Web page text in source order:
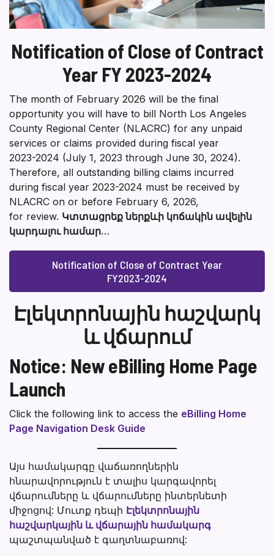
Notification of Close of Contract
Year FY 2023-2024
The month of February 2026 will be the final
opportunity you will have to bill North Los Angeles
County Regional Center (NLACRC) for any unpaid
services or claims provided during fiscal year
2023-2024 (July 1, 2023 through June 30, 2024).
Therefore, all outstanding billing claims incurred
during fiscal year 2023-2024 must be received by
NLACRC on or before February 6, 2026,
for review. Կտտացրեք ներքևի կոճակին ավելին
կարդալու համար…
Notification of Close of Contract Year
FY2023-2024
Էլեկտրոնային հաշվարկ
և վճարում
Notice: New eBilling Home Page
Launch
Click the following link to access the eBilling Home
Page Navigation Desk Guide
Այս համակարգը վաճառողներին
հնարավորություն է տալիս կարգավորել
վճարումները և վճարումները ինտերնետի
միջոցով: Մուտք դեպի Էլեկտրոնային
հաշվարկային և վճարային համակարգ
պաշտպանված է գաղտնաբառով: